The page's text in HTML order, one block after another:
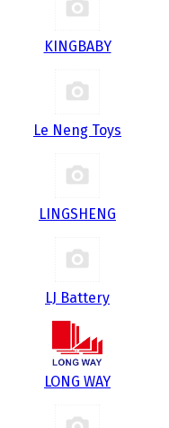
KINGBABY
Le Neng Toys
LINGSHENG
LJ Battery
LONG WAY